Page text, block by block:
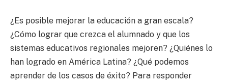
¿Es posible mejorar la educación a gran escala?
¿Cómo lograr que crezca el alumnado y que los
sistemas educativos regionales mejoren? ¿Quiénes lo
han logrado en América Latina? ¿Qué podemos
aprender de los casos de éxito? Para responder